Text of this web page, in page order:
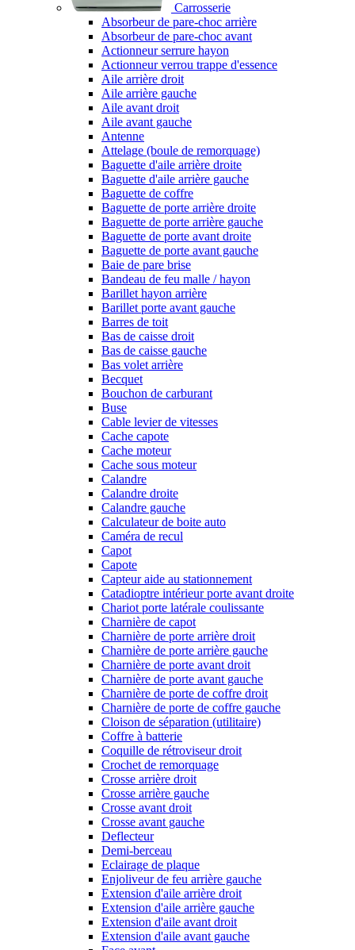
Carrosserie
Absorbeur de pare-choc arrière
Absorbeur de pare-choc avant
Actionneur serrure hayon
Actionneur verrou trappe d'essence
Aile arrière droit
Aile arrière gauche
Aile avant droit
Aile avant gauche
Antenne
Attelage (boule de remorquage)
Baguette d'aile arrière droite
Baguette d'aile arrière gauche
Baguette de coffre
Baguette de porte arrière droite
Baguette de porte arrière gauche
Baguette de porte avant droite
Baguette de porte avant gauche
Baie de pare brise
Bandeau de feu malle / hayon
Barillet hayon arrière
Barillet porte avant gauche
Barres de toit
Bas de caisse droit
Bas de caisse gauche
Bas volet arrière
Becquet
Bouchon de carburant
Buse
Cable levier de vitesses
Cache capote
Cache moteur
Cache sous moteur
Calandre
Calandre droite
Calandre gauche
Calculateur de boite auto
Caméra de recul
Capot
Capote
Capteur aide au stationnement
Catadioptre intérieur porte avant droite
Chariot porte latérale coulissante
Charnière de capot
Charnière de porte arrière droit
Charnière de porte arrière gauche
Charnière de porte avant droit
Charnière de porte avant gauche
Charnière de porte de coffre droit
Charnière de porte de coffre gauche
Cloison de séparation (utilitaire)
Coffre à batterie
Coquille de rétroviseur droit
Crochet de remorquage
Crosse arrière droit
Crosse arrière gauche
Crosse avant droit
Crosse avant gauche
Deflecteur
Demi-berceau
Eclairage de plaque
Enjoliveur de feu arrière gauche
Extension d'aile arrière droit
Extension d'aile arrière gauche
Extension d'aile avant droit
Extension d'aile avant gauche